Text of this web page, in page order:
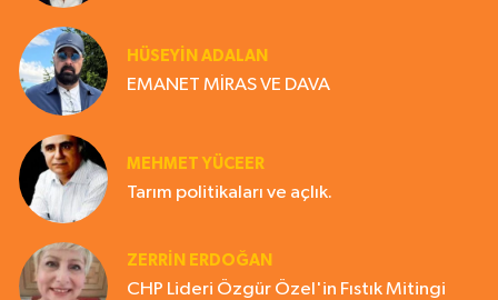
HÜSEYIN ADALAN
EMANET MİRAS VE DAVA
MEHMET YÜCEER
Tarım politikaları ve açlık.
ZERRIN ERDOĞAN
CHP Lideri Özgür Özel'in Fıstık Mitingi